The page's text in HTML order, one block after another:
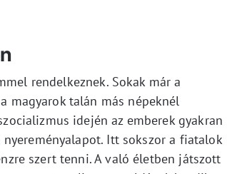
rendelkeznek. Sokak már a
magyarok talán más népeknél
idején az emberek gyakran
Itt sokszor a fiatalok
szert tenni. A való életben játszott